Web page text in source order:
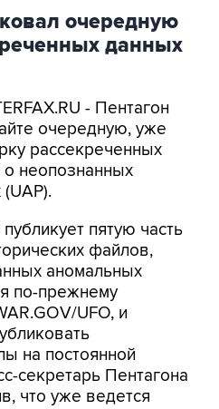
очередную
данных
- Пентагон
очередную, уже
рассекреченных
неопознанных
пятую часть
файлов,
аномальных
по-прежнему
UFO, и
на постоянной
секретарь Пентагона
что уже ведется